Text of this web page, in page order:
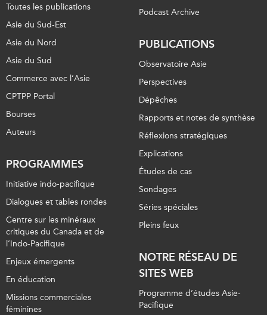
Toutes les publications
Asie du Sud-Est
Asie du Nord
Asie du Sud
Commerce avec l’Asie
CPTPP Portal
Bourses
Auteurs
PROGRAMMES
Initiative indo-pacifique
Dialogues et tables rondes
Centre sur les minéraux
critiques du Canada et de
l’Indo-Pacifique
Enjeux émergents
En éducation
Missions commerciales
féminines
Podcast Archive
PUBLICATIONS
Observatoire Asie
Perspectives
Dépêches
Rapports et notes de synthèse
Réflexions stratégiques
Explications
Études de cas
Sondages
Séries spéciales
Pleins feux
NOTRE RÉSEAU DE
SITES WEB
Programme d’études Asie-
Pacifique